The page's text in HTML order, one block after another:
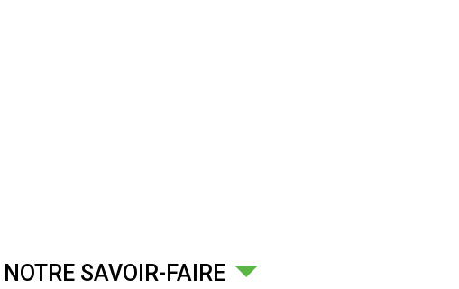
NOTRE SAVOIR-FAIRE